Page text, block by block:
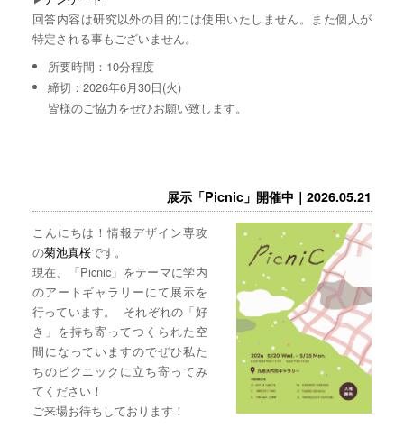
回答内容は研究以外の目的には使用いたしません。また個人が
特定される事もございません。
所要時間：10分程度
締切：2026年6月30日(火)
皆様のご協力をぜひお願い致します。
展示「Picnic」開催中｜2026.05.21
こんにちは！情報デザイン専攻
の菊池真桜です。
現在、「Picnic」をテーマに学内
のアートギャラリーにて展示を
行っています。 それぞれの「好
き」を持ち寄ってつくられた空
間になっていますのでぜひ私た
ちのピクニックに立ち寄ってみ
てください！
ご来場お待ちしております！